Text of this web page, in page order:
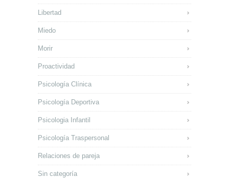
Libertad
Miedo
Morir
Proactividad
Psicología Clínica
Psicología Deportiva
Psicologia Infantil
Psicología Traspersonal
Relaciones de pareja
Sin categoría